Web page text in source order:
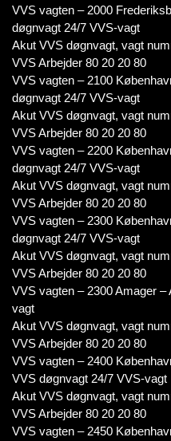
VVS vagten – 2000
døgnvagt 24/7 VVS-vagt
Akut VVS døgnvagt, vagt
VVS Arbejder 80 20 20 80
VVS vagten – 2100
døgnvagt 24/7 VVS-vagt
Akut VVS døgnvagt, vagt
VVS Arbejder 80 20 20 80
VVS vagten – 2200
døgnvagt 24/7 VVS-vagt
Akut VVS døgnvagt, vagt
VVS Arbejder 80 20 20 80
VVS vagten – 2300
døgnvagt 24/7 VVS-vagt
Akut VVS døgnvagt, vagt
VVS Arbejder 80 20 20 80
VVS vagten – 2300 Amager
vagt
Akut VVS døgnvagt, vagt
VVS Arbejder 80 20 20 80
VVS vagten – 2400
VVS døgnvagt 24/7 VVS-vagt
Akut VVS døgnvagt, vagt
VVS Arbejder 80 20 20 80
VVS vagten – 2450